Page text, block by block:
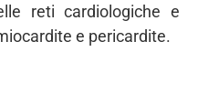
reti cardiologiche e
e pericardite.